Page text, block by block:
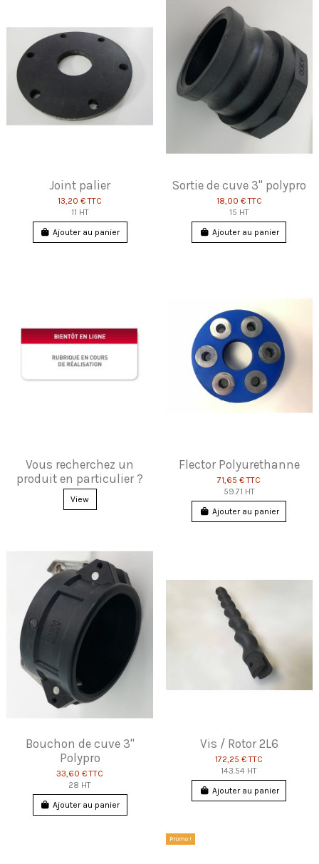
Joint palier
13,20 €TTC
11 HT
Ajouter au panier
Sortie de cuve 3" polypro
18,00 €TTC
15 HT
Ajouter au panier
Vous recherchez un
produit en particulier ?
View
Flector Polyurethanne
71,65 €TTC
59.71 HT
Ajouter au panier
Bouchon de cuve 3"
Polypro
33,60 €TTC
28 HT
Ajouter au panier
Vis / Rotor 2L6
172,25 €TTC
143.54 HT
Ajouter au panier
Promo !